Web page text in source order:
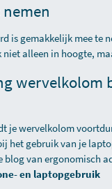
is gemakkelijk mee te
alleen in hoogte,
wervelkolom
je wervelkolom
het gebruik van je
blog van ergonomisch
en laptopgebruik